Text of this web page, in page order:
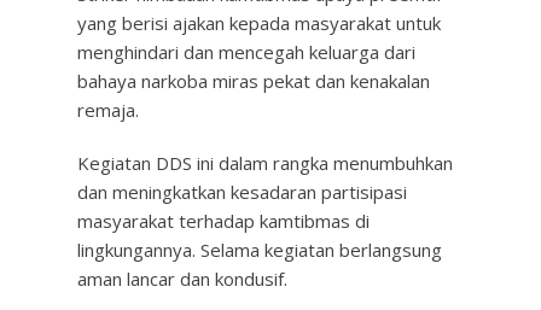
yang berisi ajakan kepada masyarakat untuk
menghindari dan mencegah keluarga dari
bahaya narkoba miras pekat dan kenakalan
remaja.
Kegiatan DDS ini dalam rangka menumbuhkan
dan meningkatkan kesadaran partisipasi
masyarakat terhadap kamtibmas di
lingkungannya. Selama kegiatan berlangsung
aman lancar dan kondusif.